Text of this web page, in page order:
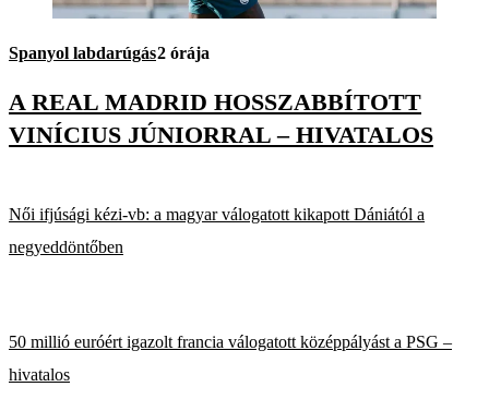
Spanyol labdarúgás2 órája
A REAL MADRID HOSSZABBÍTOTT
VINÍCIUS JÚNIORRAL – HIVATALOS
Női ifjúsági kézi-vb: a magyar válogatott kikapott Dániától a
negyeddöntőben
50 millió euróért igazolt francia válogatott középpályást a PSG –
hivatalos